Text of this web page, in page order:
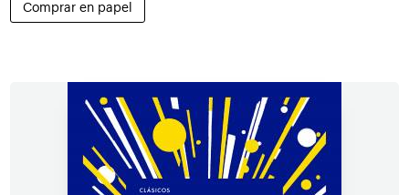
Comprar en papel